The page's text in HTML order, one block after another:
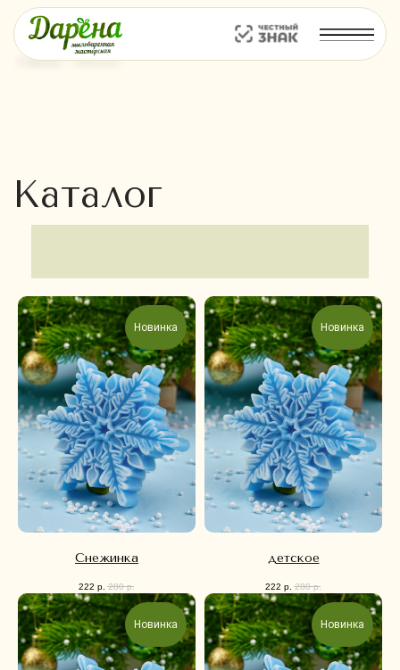
Главная / Каталог
Новинка
Снежинка
222 р. 280 р.
Новинка
детское
222 р. 280 р.
Новинка Новинка